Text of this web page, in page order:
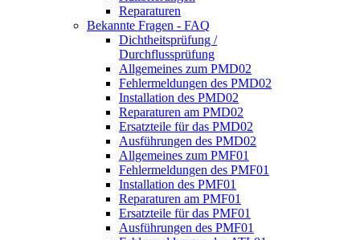
Reparaturen
Bekannte Fragen - FAQ
Dichtheitsprüfung /
Durchflussprüfung
Allgemeines zum PMD02
Fehlermeldungen des PMD02
Installation des PMD02
Reparaturen am PMD02
Ersatzteile für das PMD02
Ausführungen des PMD02
Allgemeines zum PMF01
Fehlermeldungen des PMF01
Installation des PMF01
Reparaturen am PMF01
Ersatzteile für das PMF01
Ausführungen des PMF01